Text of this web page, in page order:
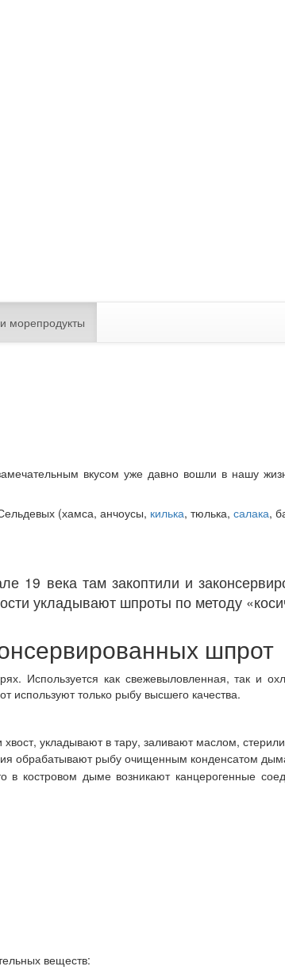
морепродукты
вкусом уже давно вошли в нашу
(хамса, анчоусы, килька, тюлька, салака,
19 века там закоптили и
укладывают шпроты по методу
шпрот
Используется как свежевыловленная, так и
только рыбу высшего качества.
укладывают в тару, заливают маслом,
обрабатывают рыбу очищенным конденсатом
костровом дыме возникают канцерогенные
веществ: